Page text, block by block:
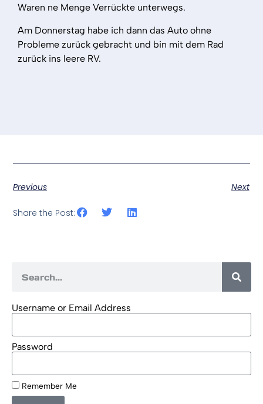
Waren ne Menge Verrückte unterwegs.
Am Donnerstag habe ich dann das Auto ohne
Probleme zurück gebracht und bin mit dem Rad
zurück ins leere RV.
Previous Next
Share the Post:
Username or Email Address
Password
Remember Me